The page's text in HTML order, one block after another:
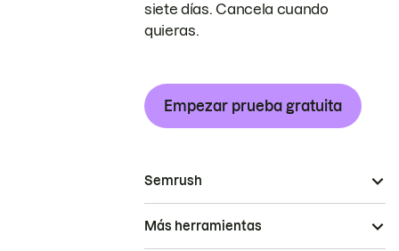
siete días. Cancela cuando
quieras.
Empezar prueba gratuita
Semrush
Más herramientas